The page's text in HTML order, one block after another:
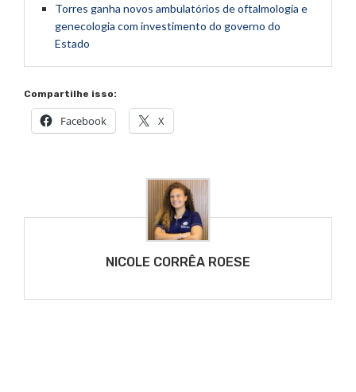
Torres ganha novos ambulatórios de oftalmologia e
genecologia com investimento do governo do
Estado
Compartilhe isso:
Facebook X
NICOLE CORRÊA ROESE